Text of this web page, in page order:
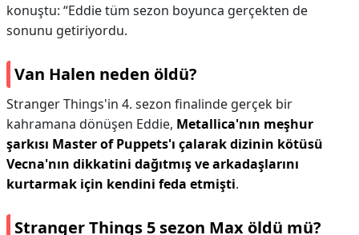
konuştu: “Eddie tüm sezon boyunca gerçekten de
sonunu getiriyordu.
Van Halen neden öldü?
Stranger Things'in 4. sezon finalinde gerçek bir
kahramana dönüşen Eddie, Metallica'nın meşhur
şarkısı Master of Puppets'ı çalarak dizinin kötüsü
Vecna'nın dikkatini dağıtmış ve arkadaşlarını
kurtarmak için kendini feda etmişti.
Stranger Things 5 sezon Max öldü mü?